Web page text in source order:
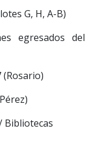
G, H, A-B)
egresados del
(Rosario)
Bibliotecas